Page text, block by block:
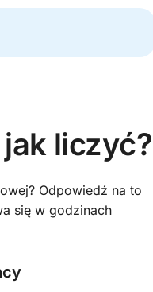
liczyć?
Odpowiedź na to
się w godzinach